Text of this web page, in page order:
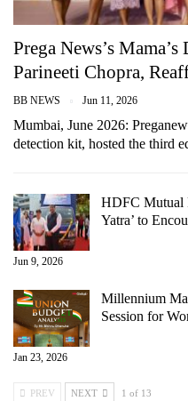
Prega News’s
Parineeti Chopra,
BB NEWS Jun 11, 2026
Mumbai, June 2026:
detection kit, hosted the third
HDFC Mutual
Yatra’ to
Jun 9, 2026
Millennium
Session for
Jan 23, 2026
PREV NEXT 1 of 13